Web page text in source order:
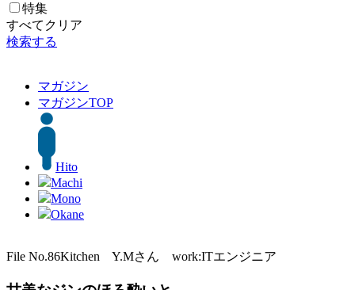
特集
すべてクリア
検索する
マガジン
マガジンTOP
Hito
Machi
Mono
Okane
File No.86Kitchen Y.Mさん work:ITエンジニア